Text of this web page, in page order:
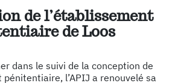
de l’établissement
de Loos
dans le suivi de la conception de
l’APIJ a renouvelé sa